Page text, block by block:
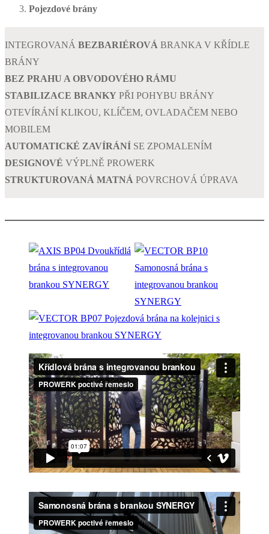
Pojezdové brány
INTEGROVANÁ BEZBARIÉROVÁ BRANKA V KŘÍDLE
BRÁNY
BEZ PRAHU A OBVODOVÉHO RÁMU
STABILIZACE BRANKY PŘI POHYBU BRÁNY
OTEVÍRÁNÍ KLIKOU, KLÍČEM, OVLADAČEM NEBO
MOBILEM
AUTOMATICKÉ ZAVÍRÁNÍ SE ZPOMALENÍM
DESIGNOVÉ VÝPLNĚ PROWERK
STRUKTUROVANÁ MATNÁ POVRCHOVÁ ÚPRAVA